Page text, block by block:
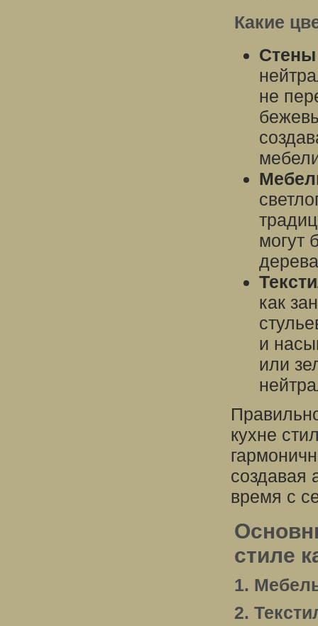
Какие
Стены
не
могут
как
и
или
кухне
создавая
время с
стиле
1.
2.